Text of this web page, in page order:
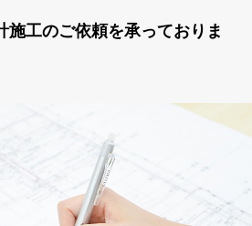
施工のご依頼を承っておりま